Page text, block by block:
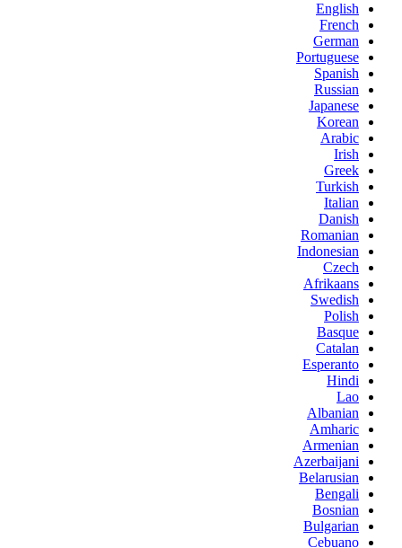
English
French
German
Portuguese
Spanish
Russian
Japanese
Korean
Arabic
Irish
Greek
Turkish
Italian
Danish
Romanian
Indonesian
Czech
Afrikaans
Swedish
Polish
Basque
Catalan
Esperanto
Hindi
Lao
Albanian
Amharic
Armenian
Azerbaijani
Belarusian
Bengali
Bosnian
Bulgarian
Cebuano